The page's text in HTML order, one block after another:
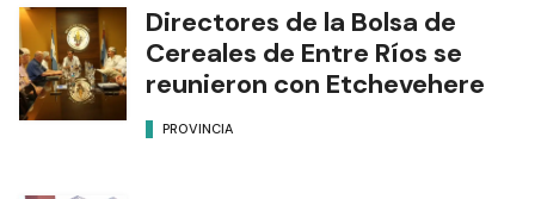
Directores de la Bolsa de
Cereales de Entre Ríos se
reunieron con Etchevehere
PROVINCIA